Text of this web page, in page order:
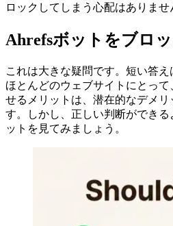
ロックしてしまう心配はありませ
Ahrefsボットをブロ
これは大きな疑問です。短い答え
ほとんどのウェブサイトにとって
せるメリットは、潜在的なデメリ
す。しかし、正しい判断ができる
ットを見てみましょう。